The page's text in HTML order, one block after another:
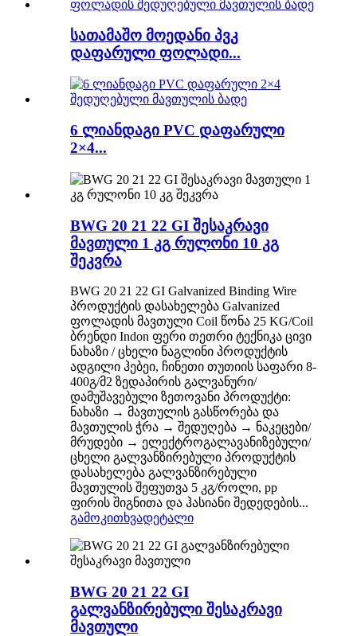
სათამაშო მოედანი პვკ
დაფარული ფოლადი...
6 ლიანდაგი PVC დაფარული
2×4...
BWG 20 21 22 GI შესაკრავი
მავთული 1 კგ რულონი 10 კგ
შეკვრა
BWG 20 21 22 GI Galvanized Binding Wire
პროდუქტის დასახელება Galvanized
ფოლადის მავთული Coil წონა 25 KG/Coil
ბრენდი Indon ფერი თეთრი ტექნიკა ცივი
ნახაზი / ცხელი ნაგლინი პროდუქტის
ადგილი ჰებეი, ჩინეთი თუთიის საფარი 8-
400გ/მ2 ზედაპირის გალვანური/
დამუშავებული ზეთოვანი პროდუქტი:
ნახაზი → მავთულის გასწორება და
მავთულის ჭრა → შედუღება → ნაკეცები/
მრუდები → ელექტროგალავანიზებული/
ცხელი გალვანზირებული პროდუქტის
დასახელება გალვანზირებული
მავთულის შეფუთვა 5 კგ/როლი, pp
ფირის შიგნითა და ჰასიანი შედედების...
გამოკითხვადეტალი
BWG 20 21 22 GI
გალვანზირებული შესაკრავი
მავთული